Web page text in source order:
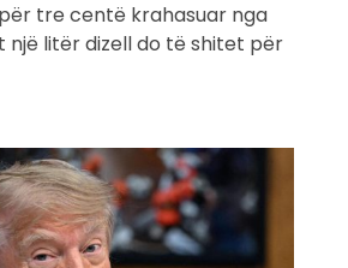
tre centë krahasuar nga
një litër dizell do të shitet për